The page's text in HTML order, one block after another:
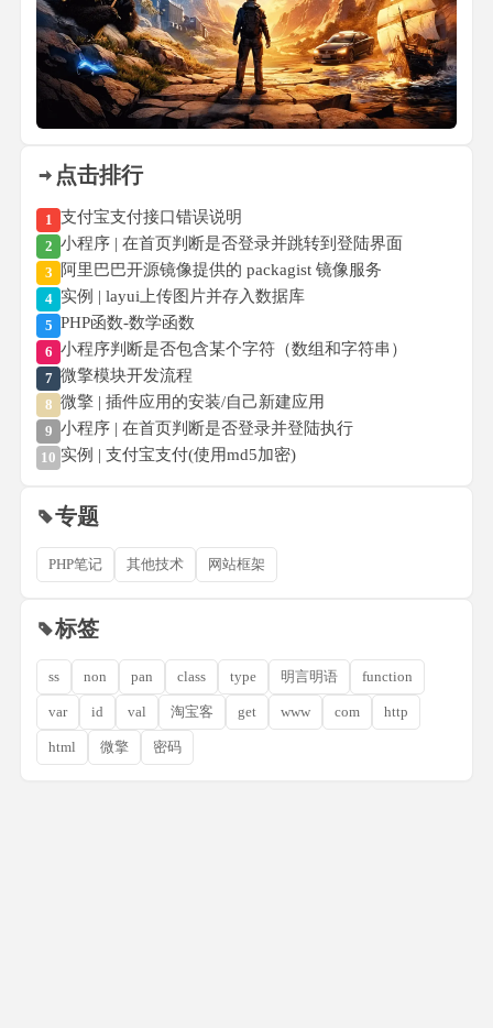
点击排行
1 支付宝支付接口错误说明
2 小程序 | 在首页判断是否登录并跳转到登陆界面
3 阿里巴巴开源镜像提供的 packagist 镜像服务
4 实例 | layui上传图片并存入数据库
5 PHP函数-数学函数
6 小程序判断是否包含某个字符（数组和字符串）
7 微擎模块开发流程
8 微擎 | 插件应用的安装/自己新建应用
9 小程序 | 在首页判断是否登录并登陆执行
10 实例 | 支付宝支付(使用md5加密)
专题
PHP笔记 其他技术 网站框架
标签
ss non pan class type 明言明语 function
var id val 淘宝客 get www com http
html 微擎 密码